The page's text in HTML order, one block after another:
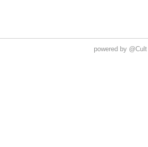
powered by @Cult